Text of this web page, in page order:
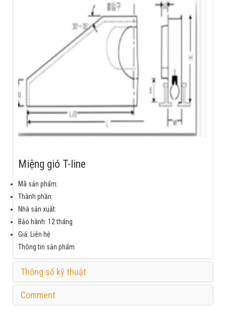
Miệng gió T-line
Mã sản phẩm:
Thành phần:
Nhà sản xuất:
Bảo hành: 12 tháng
Giá: Liên hệ
Thông tin sản phẩm
Thông số kỹ thuật
Comment